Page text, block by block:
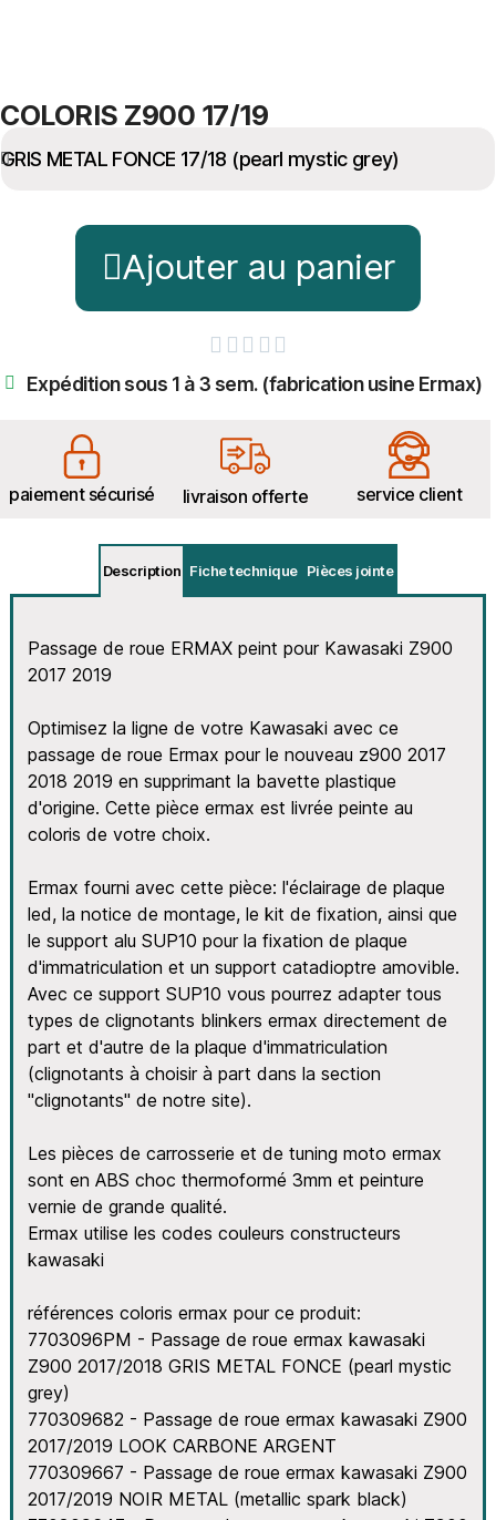
COLORIS Z900 17/19
Ajouter au panier
    
Expédition sous 1 à 3 sem. (fabrication usine Ermax)
paiement sécurisé livraison offerte service client
Description Fiche technique Pièces jointe
Passage de roue ERMAX peint pour Kawasaki Z900
2017 2019
Optimisez la ligne de votre Kawasaki avec ce
passage de roue Ermax pour le nouveau z900 2017
2018 2019 en supprimant la bavette plastique
d'origine. Cette pièce ermax est livrée peinte au
coloris de votre choix.
Ermax fourni avec cette pièce: l'éclairage de plaque
led, la notice de montage, le kit de fixation, ainsi que
le support alu SUP10 pour la fixation de plaque
d'immatriculation et un support catadioptre amovible.
Avec ce support SUP10 vous pourrez adapter tous
types de clignotants blinkers ermax directement de
part et d'autre de la plaque d'immatriculation
(clignotants à choisir à part dans la section
"clignotants" de notre site).
Les pièces de carrosserie et de tuning moto ermax
sont en ABS choc thermoformé 3mm et peinture
vernie de grande qualité.
Ermax utilise les codes couleurs constructeurs
kawasaki
références coloris ermax pour ce produit:
7703096PM - Passage de roue ermax kawasaki
Z900 2017/2018 GRIS METAL FONCE (pearl mystic
grey)
770309682 - Passage de roue ermax kawasaki Z900
2017/2019 LOOK CARBONE ARGENT
770309667 - Passage de roue ermax kawasaki Z900
2017/2019 NOIR METAL (metallic spark black)